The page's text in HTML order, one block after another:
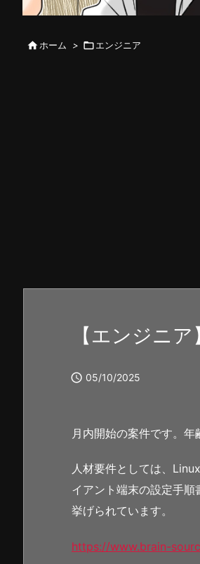
 ホーム > エンジニア
【エンジニ
 05/10/2025
月内開始の案件です。年
人材要件としては、
イアント端末の設定手
挙げられています。
https://www.brain-